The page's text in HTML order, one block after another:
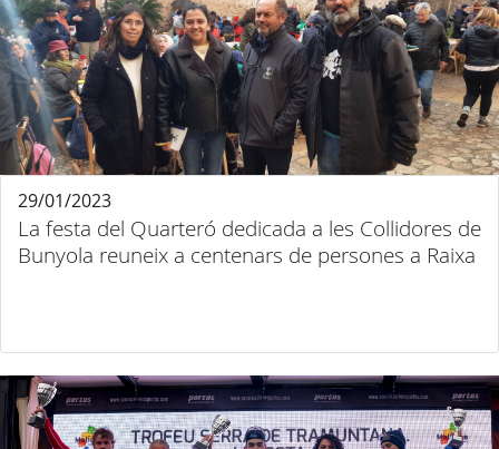
La festa del Quarteró dedicada a les Collidores de
Bunyola reuneix a centenars de persones a Raixa
29/01/2023